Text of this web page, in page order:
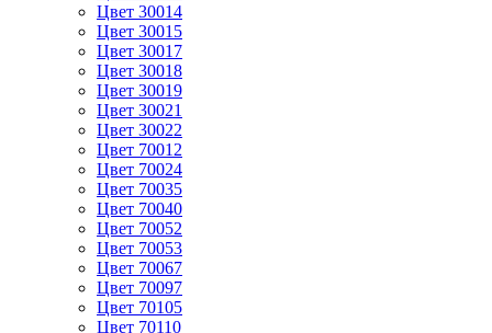
Цвет 30014
Цвет 30015
Цвет 30017
Цвет 30018
Цвет 30019
Цвет 30021
Цвет 30022
Цвет 70012
Цвет 70024
Цвет 70035
Цвет 70040
Цвет 70052
Цвет 70053
Цвет 70067
Цвет 70097
Цвет 70105
Цвет 70110